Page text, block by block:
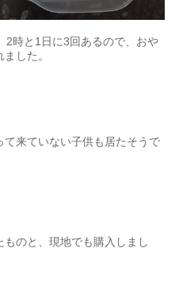
2時と1日に3回あるので、おや
した。
来ていない子供も居たそうで
のと、現地でも購入しまし